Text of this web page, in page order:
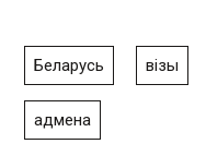
Беларусь візы
адмена